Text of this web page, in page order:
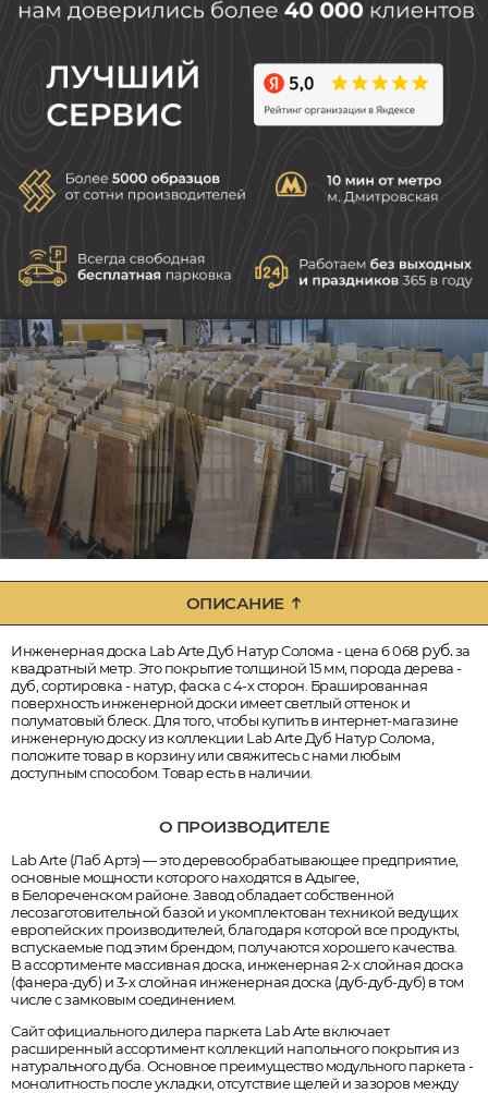
ОПИСАНИЕ
Инженерная доска Lab Arte Дуб Натур Солома - цена 6 068руб.за
квадратный метр. Это покрытие толщиной 15 мм, порода дерева -
дуб, сортировка - натур, фаска с 4-х сторон. Брашированная
поверхность инженерной доски имеет светлый оттенок и
полуматовый блеск. Для того, чтобы купить в интернет-магазине
инженерную доску из коллекции Lab Arte Дуб Натур Солома,
положите товар в корзину или свяжитесь с нами любым
доступным способом. Товар есть в наличии.
О ПРОИЗВОДИТЕЛЕ
Lab Arte (Лаб Артэ) — это деревообрабатывающее предприятие,
основные мощности которого находятся в Адыгее,
в Белореченском районе. Завод обладает собственной
лесозаготовительной базой и укомплектован техникой ведущих
европейских производителей, благодаря которой все продукты,
вспускаемые под этим брендом, получаются хорошего качества.
В ассортименте массивная доска, инженерная 2-х слойная доска
(фанера-дуб) и 3-х слойная инженерная доска (дуб-дуб-дуб) в том
числе с замковым соединением.
Сайт официального дилера паркета Lab Arte включает
расширенный ассортимент коллекций напольного покрытия из
натурального дуба. Основное преимущество модульного паркета -
монолитность после укладки, отсутствие щелей и зазоров между